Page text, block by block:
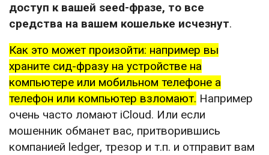
доступ к вашей seed-фразе, то все
средства на вашем кошельке исчезнут.
Как это может произойти: например вы
храните сид-фразу на устройстве на
компьютере или мобильном телефоне а
телефон или компьютер взломают. Например
очень часто ломают iCloud. Или если
мошенник обманет вас, притворившись
компанией ledger, трезор и т.п. и отправит вам